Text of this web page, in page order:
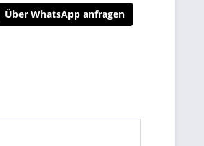
Über WhatsApp anfragen